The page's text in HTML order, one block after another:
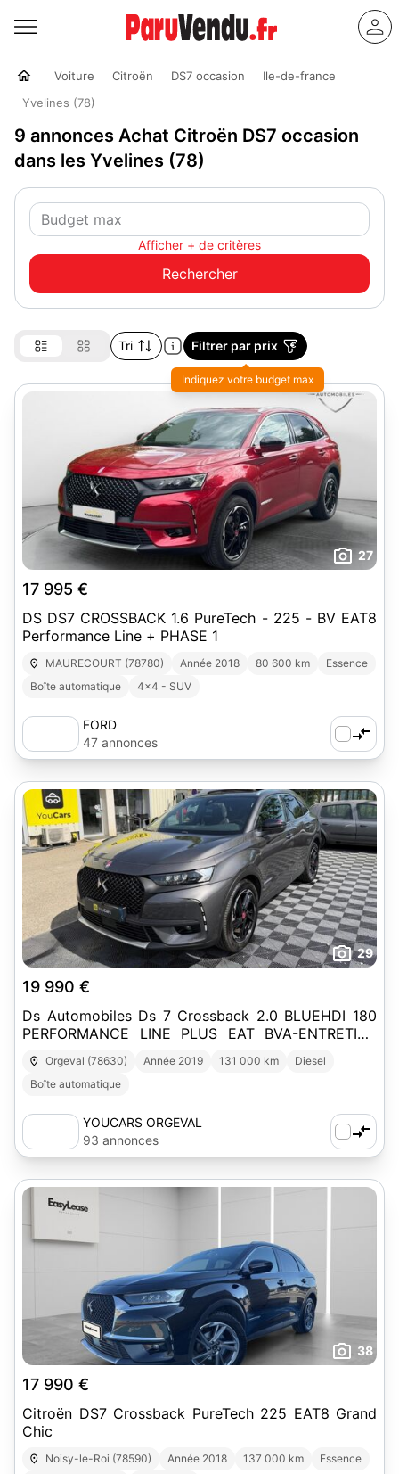
Voiture Citroën DS7 occasion
Ile-de-france
Yvelines (78)
9 annonces Achat Citroën DS7 occasion
dans les Yvelines (78)
Afficher + de critères
Tri Filtrer par prix
Indiquez votre budget max
27
17 995 €
DS DS7 CROSSBACK 1.6 PureTech - 225 - BV EAT8
Performance Line + PHASE 1
MAURECOURT (78780) Année 2018 80 600 km
Essence
Boîte automatique
4x4 - SUV
FORD
47 annonces
29
19 990 €
Ds Automobiles Ds 7 Crossback 2.0 BLUEHDI 180
PERFORMANCE LINE PLUS EAT BVA-ENTRETIEN
DS-1ERE MAIN
Orgeval (78630) Année 2019 131 000 km
Diesel
Boîte automatique
YOUCARS ORGEVAL
93 annonces
38
17 990 €
Citroën DS7 Crossback PureTech 225 EAT8 Grand
Chic
Noisy-le-Roi (78590) Année 2018 137 000 km
Essence